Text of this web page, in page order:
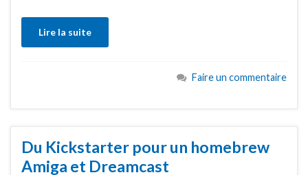
Lire la suite
Faire un commentaire
Du Kickstarter pour un homebrew
Amiga et Dreamcast